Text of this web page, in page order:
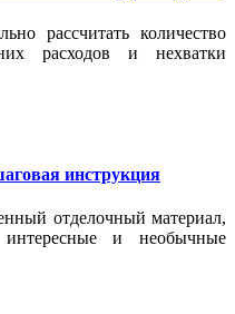
рассчитать количество
расходов и нехватки
инструкция
отделочный материал,
интересные и необычные